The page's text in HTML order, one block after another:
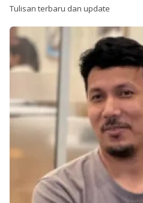
Tulisan terbaru dan update